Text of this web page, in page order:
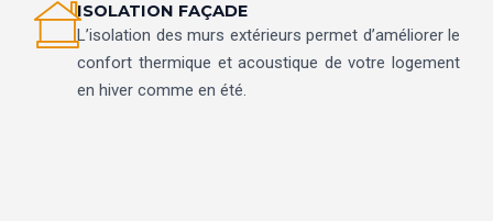
ISOLATION FAÇADE
L’isolation des murs extérieurs permet d’améliorer le
confort thermique et acoustique de votre logement
en hiver comme en été.